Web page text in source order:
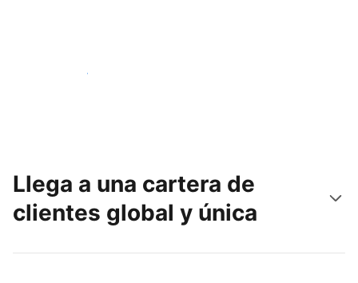
Empieza hoy mismo
Llega a una cartera de
clientes global y única